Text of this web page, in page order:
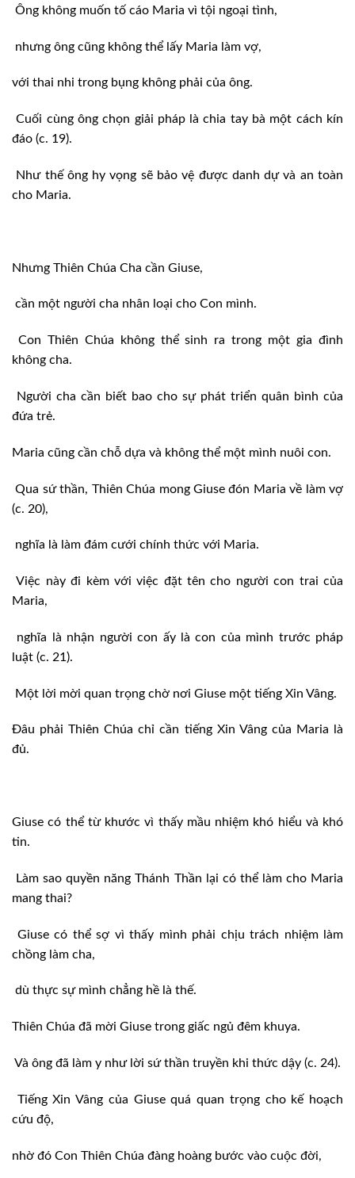
Ông không muốn tố cáo Maria vì tội ngoại tình,
nhưng ông cũng không thể lấy Maria làm vợ,
với thai nhi trong bụng không phải của ông.
Cuối cùng ông chọn giải pháp là chia tay bà một cách kín
đáo (c. 19).
Như thế ông hy vọng sẽ bảo vệ được danh dự và an toàn
cho Maria.
Nhưng Thiên Chúa Cha cần Giuse,
cần một người cha nhân loại cho Con mình.
Con Thiên Chúa không thể sinh ra trong một gia đình
không cha.
Người cha cần biết bao cho sự phát triển quân bình của
đứa trẻ.
Maria cũng cần chỗ dựa và không thể một mình nuôi con.
Qua sứ thần, Thiên Chúa mong Giuse đón Maria về làm vợ
(c. 20),
nghĩa là làm đám cưới chính thức với Maria.
Việc này đi kèm với việc đặt tên cho người con trai của
Maria,
nghĩa là nhận người con ấy là con của mình trước pháp
luật (c. 21).
Một lời mời quan trọng chờ nơi Giuse một tiếng Xin Vâng.
Đâu phải Thiên Chúa chỉ cần tiếng Xin Vâng của Maria là
đủ.
Giuse có thể từ khước vì thấy mầu nhiệm khó hiểu và khó
tin.
Làm sao quyền năng Thánh Thần lại có thể làm cho Maria
mang thai?
Giuse có thể sợ vì thấy mình phải chịu trách nhiệm làm
chồng làm cha,
dù thực sự mình chẳng hề là thế.
Thiên Chúa đã mời Giuse trong giấc ngủ đêm khuya.
Và ông đã làm y như lời sứ thần truyền khi thức dậy (c. 24).
Tiếng Xin Vâng của Giuse quá quan trọng cho kế hoạch
cứu độ,
nhờ đó Con Thiên Chúa đàng hoàng bước vào cuộc đời,